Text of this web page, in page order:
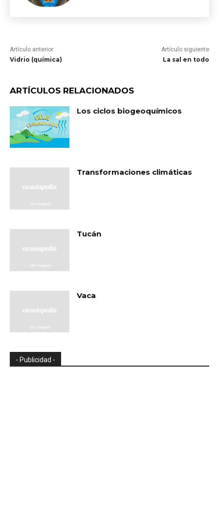
Artículo anterior
Vidrio (química)
Artículo siguiente
La sal en todo
ARTÍCULOS RELACIONADOS
Los ciclos biogeoquímicos
Transformaciones climáticas
Tucán
Vaca
- Publicidad -